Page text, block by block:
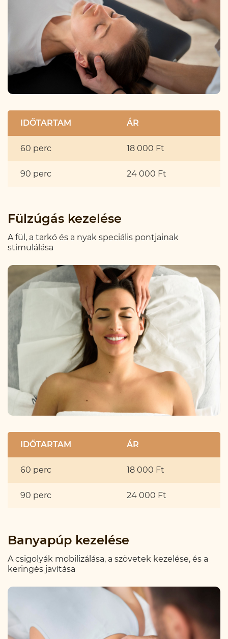
IDŐTARTAM ÁR
60 perc 18 000 Ft
90 perc 24 000 Ft
Fülzúgás kezelése
A fül, a tarkó és a nyak speciális pontjainak
stimulálása
IDŐTARTAM ÁR
60 perc 18 000 Ft
90 perc 24 000 Ft
Banyapúp kezelése
A csigolyák mobilizálása, a szövetek kezelése, és a
keringés javítása